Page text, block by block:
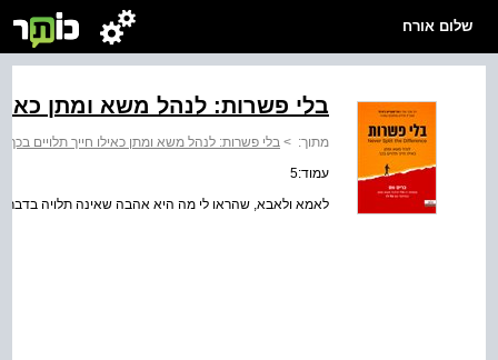
שלום אורח
בלי פשרות: לנהל משא ומתן
מתוך: > בלי פשרות: לנהל משא ומתן כאילו חייך תלויים בכך
עמוד:5
לאמא ולאבא, שהראו לי מה היא אהבה שאינה תלויה בדבר,